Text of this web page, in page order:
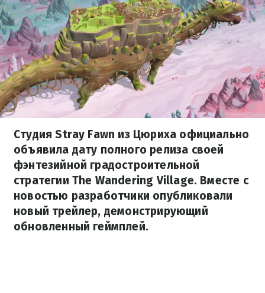
Студия Stray Fawn из Цюриха официально
объявила дату полного релиза своей
фэнтезийной градостроительной
стратегии The Wandering Village. Вместе с
новостью разработчики опубликовали
новый трейлер, демонстрирующий
обновленный геймплей.